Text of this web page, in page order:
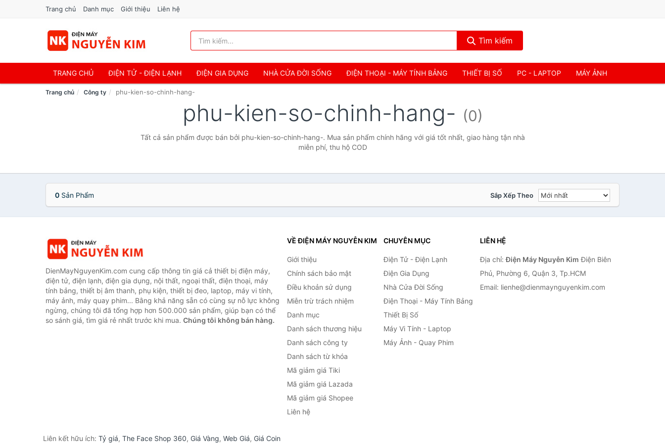
Trang chủ Danh mục Giới thiệu Liên hệ
Tìm kiếm
TRANG CHỦ ĐIỆN TỬ - ĐIỆN LẠNH ĐIỆN GIA DỤNG NHÀ CỬA ĐỜI SỐNG ĐIỆN THOẠI - MÁY TÍNH BẢNG THIẾT BỊ SỐ PC - LAPTOP MÁY ẢNH
Trang chủ Công ty phu-kien-so-chinh-hang-
phu-kien-so-chinh-hang- (0)
Tất cả sản phẩm được bán bởi phu-kien-so-chinh-hang-. Mua sản phẩm chính hãng với giá tốt nhất, giao hàng tận nhà
miễn phí, thu hộ COD
0 Sản Phẩm Sắp Xếp Theo
DienMayNguyenKim.com cung cấp thông tin giá cả thiết bị điện máy,
điện tử, điện lạnh, điện gia dụng, nội thất, ngoại thất, điện thoại, máy
tính bảng, thiết bị âm thanh, phụ kiện, thiết bị đeo, laptop, máy vi tính,
máy ảnh, máy quay phim... Bằng khả năng sẵn có cùng sự nỗ lực không
ngừng, chúng tôi đã tổng hợp hơn 500.000 sản phẩm, giúp bạn có thể
so sánh giá, tìm giá rẻ nhất trước khi mua. Chúng tôi không bán hàng.
VỀ ĐIỆN MÁY NGUYỄN KIM
Giới thiệu
Chính sách bảo mật
Điều khoản sử dụng
Miễn trừ trách nhiệm
Danh mục
Danh sách thương hiệu
Danh sách công ty
Danh sách từ khóa
Mã giảm giá Tiki
Mã giảm giá Lazada
Mã giảm giá Shopee
Liên hệ
CHUYÊN MỤC
Điện Tử - Điện Lạnh
Điện Gia Dụng
Nhà Cửa Đời Sống
Điện Thoại - Máy Tính Bảng
Thiết Bị Số
Máy Vi Tính - Laptop
Máy Ảnh - Quay Phim
LIÊN HỆ
Địa chỉ:Điện Máy Nguyễn Kim Điện Biên
Phủ, Phường 6, Quận 3, Tp.HCM
Email: lienhe@dienmaynguyenkim.com
Liên kết hữu ích: Tỷ giá, The Face Shop 360, Giá Vàng, Web Giá, Giá Coin